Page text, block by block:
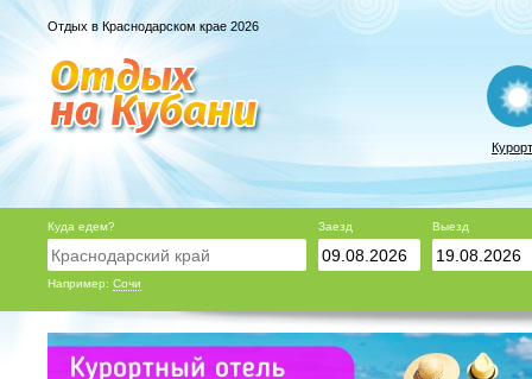
Отдых в Краснодарском крае 2026
Куда едем?
Например: Сочи
Заезд Выезд